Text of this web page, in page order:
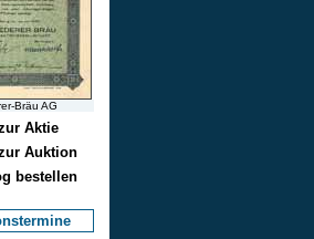
Bräu AG
Aktie
Auktion
bestellen